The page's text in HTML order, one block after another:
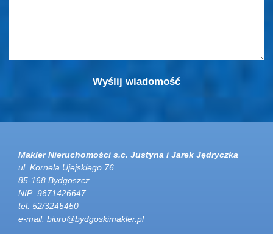
Makler Nieruchomości s.c. Justyna i Jarek Jędryczka
ul. Kornela Ujejskiego 76
85-168 Bydgoszcz
NIP: 9671426647
tel. 52/3245450
e-mail: biuro@bydgoskimakler.pl